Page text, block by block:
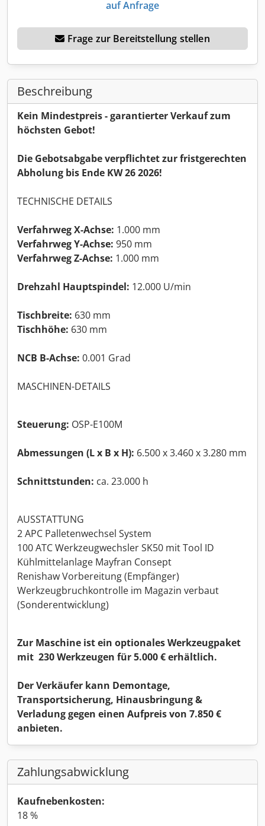
auf Anfrage
Frage zur Bereitstellung stellen
Beschreibung
Kein Mindestpreis - garantierter Verkauf zum
höchsten Gebot!
Die Gebotsabgabe verpflichtet zur fristgerechten
Abholung bis Ende KW 26 2026!
TECHNISCHE DETAILS
Verfahrweg X-Achse: 1.000 mm
Verfahrweg Y-Achse: 950 mm
Verfahrweg Z-Achse: 1.000 mm
Drehzahl Hauptspindel: 12.000 U/min
Tischbreite: 630 mm
Tischhöhe: 630 mm
NCB B-Achse: 0.001 Grad
MASCHINEN-DETAILS
Steuerung: OSP-E100M
Abmessungen (L x B x H): 6.500 x 3.460 x 3.280 mm
Schnittstunden: ca. 23.000 h
AUSSTATTUNG
2 APC Palletenwechsel System
100 ATC Werkzeugwechsler SK50 mit Tool ID
Kühlmittelanlage Mayfran Consept
Renishaw Vorbereitung (Empfänger)
Werkzeugbruchkontrolle im Magazin verbaut
(Sonderentwicklung)
Zur Maschine ist ein optionales Werkzeugpaket
mit 230 Werkzeugen für 5.000 € erhältlich.
Der Verkäufer kann Demontage,
Transportsicherung, Hinausbringung &
Verladung gegen einen Aufpreis von 7.850 €
anbieten.
Zahlungsabwicklung
Kaufnebenkosten:
18 %